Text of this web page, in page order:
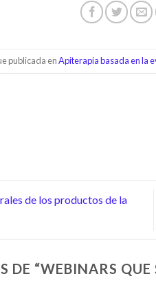
publicada enApiterapia basada en la
de los productos de la
DE “WEBINARS QUE